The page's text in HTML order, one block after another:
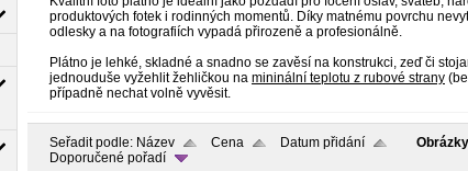
produktových fotek i rodinných momentů. Díky matnému povrchu
odlesky a na fotografiích vypadá přirozeně a profesionálně.
Plátno je lehké, skladné a snadno se zavěsí na konstrukci, zeď či
jednouduše vyžehlit žehličkou na mininální teplotu z rubové strany
případně nechat volně vyvěsit.
Seřadit podle: Název Cena
Datum přidání
Doporučené pořadí
Obrázky